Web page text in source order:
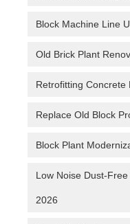
Block Machine Line
Old Brick Plant
Retrofitting Concrete
Replace Old Block
Block Plant
Low Noise Dust-
2026